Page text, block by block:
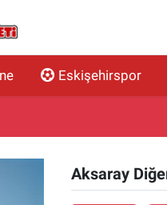
Eskişehirspor
Aksaray